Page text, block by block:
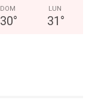
DOM
30°
LUN
31 °